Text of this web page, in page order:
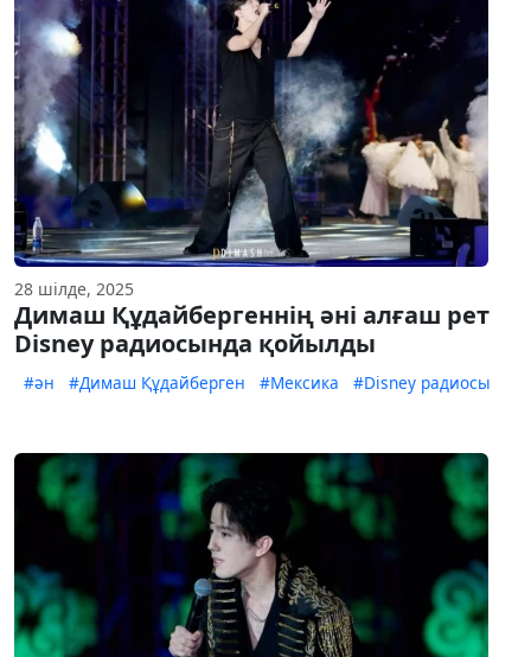
28 шілде, 2025
Димаш Құдайбергеннің әні алғаш рет
Disney радиосында қойылды
#ән #Димаш Құдайберген #Мексика #Disney радиосы